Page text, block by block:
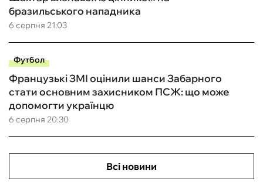
6 серпня 21:03
бразильського нападника
Футбол
6 серпня 20:30
Французькі ЗМІ оцінили шанси Забарного
стати основним захисником ПСЖ: що може
допомогти українцю
Всі новини